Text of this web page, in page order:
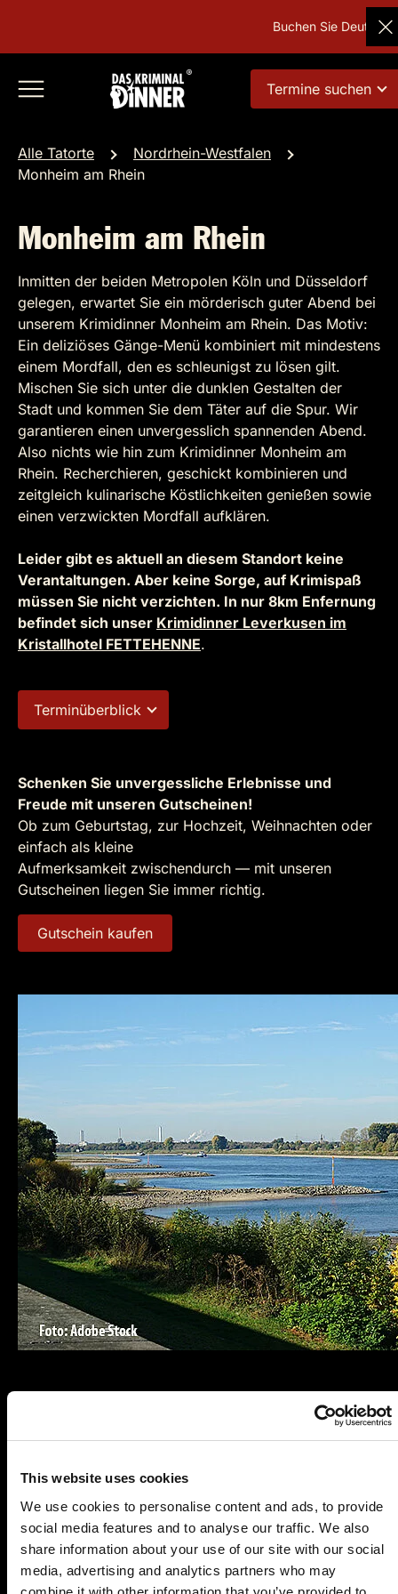
This website uses cookies
We use cookies to personalise content and ads, to provide
social media features and to analyse our traffic. We also
share information about your use of our site with our social
media, advertising and analytics partners who may
Buchen Sie
Termine suchen
Alle Tatorte
Nordrhein-Westfalen
Monheim am Rhein
Monheim am Rhein
Inmitten der beiden Metropolen Köln und Düsseldorf
gelegen, erwartet Sie ein mörderisch guter Abend bei
unserem Krimidinner Monheim am Rhein. Das Motiv:
Ein deliziöses Gänge-Menü kombiniert mit mindestens
einem Mordfall, den es schleunigst zu lösen gilt.
Mischen Sie sich unter die dunklen Gestalten der
Stadt und kommen Sie dem Täter auf die Spur. Wir
garantieren einen unvergesslich spannenden Abend.
Also nichts wie hin zum Krimidinner Monheim am
Rhein. Recherchieren, geschickt kombinieren und
zeitgleich kulinarische Köstlichkeiten genießen sowie
einen verzwickten Mordfall aufklären.
Leider gibt es aktuell an diesem Standort keine
Verantaltungen. Aber keine Sorge, auf Krimispaß
müssen Sie nicht verzichten. In nur 8km Enfernung
befindet sich unser Krimidinner Leverkusen im
Kristallhotel FETTEHENNE.
Terminüberblick
Schenken Sie unvergessliche Erlebnisse und
Freude mit unseren Gutscheinen!
Ob zum Geburtstag, zur Hochzeit, Weihnachten oder
einfach als kleine
Aufmerksamkeit zwischendurch — mit unseren
Gutscheinen liegen Sie immer richtig.
Gutschein kaufen
Es wurden leider keine aktuellen Veranstaltungen
Nutzen Sie doch einfach dieSuchfunktion, um
Nähe zu finden.
Geschichte schreiben und
Fälle lösen beim